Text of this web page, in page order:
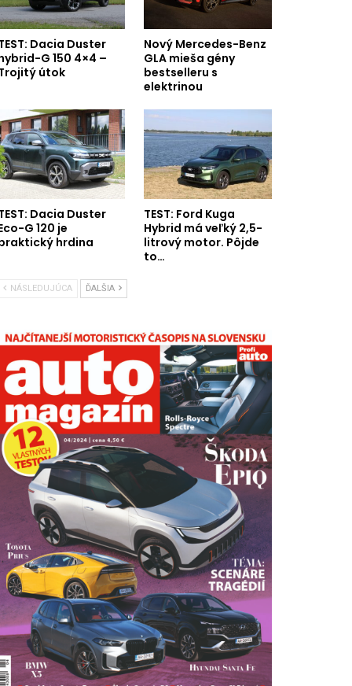
Dacia Duster
G 150 4×4 –
útok
Nový Mercedes-Benz
GLA mieša gény
bestselleru s
elektrinou
Dacia Duster
G 120 je
hrdina
TEST: Ford Kuga
Hybrid má veľký 2,5-
litrový motor. Pôjde
to…
NÁSLEDUJÚCA ĎALŠIA